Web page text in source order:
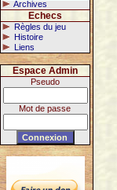
Archives
Echecs
Règles du jeu
Histoire
Liens
Espace Admin
Pseudo
Mot de passe